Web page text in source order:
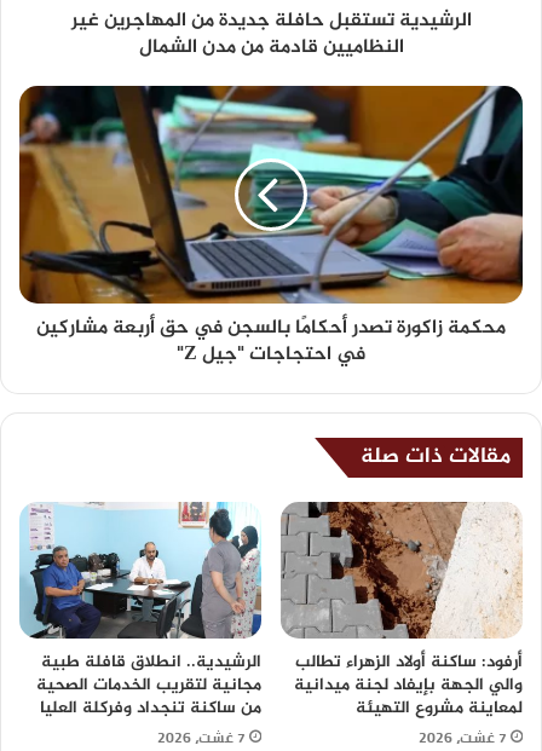
الرشيدية تستقبل حافلة جديدة من المهاجرين غير
النظاميين قادمة من مدن الشمال
محكمة زاكورة تصدر أحكامًا بالسجن في حق أربعة مشاركين
في احتجاجات "جيل Z"
مقالات ذات صلة
أرفود: ساكنة أولاد الزهراء تطالب
والي الجهة بإيفاد لجنة ميدانية
لمعاينة مشروع التهيئة
7 غشت، 2026
الرشيدية.. انطلاق قافلة طبية
مجانية لتقريب الخدمات الصحية
من ساكنة تنجداد وفركلة العليا
7 غشت، 2026